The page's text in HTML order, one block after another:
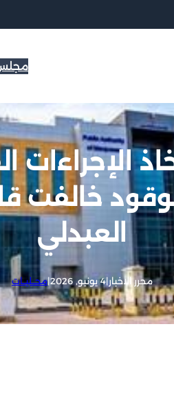
الإجراءات
خالفت
العبدلي
محرر الاخبار|4 يونيو, 2026 |محــليــات